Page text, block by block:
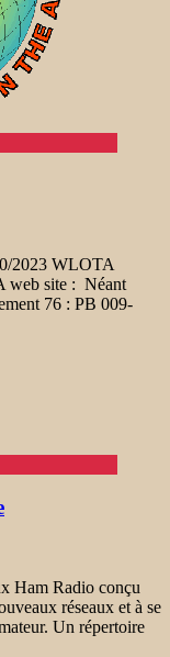
2023 WLOTA
web site : Néant
76 : PB 009-
Ham Radio conçu
réseaux et à se
Un répertoire